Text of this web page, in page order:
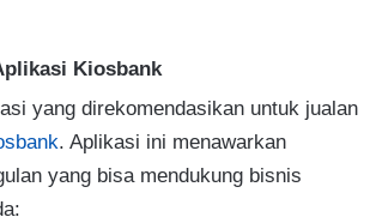
Kiosbank
yang direkomendasikan untuk jualan
. Aplikasi ini menawarkan
yang bisa mendukung bisnis